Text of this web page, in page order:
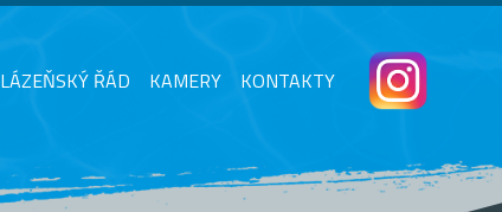
LÁZEŇSKÝ ŘÁD KAMERY KONTAKTY